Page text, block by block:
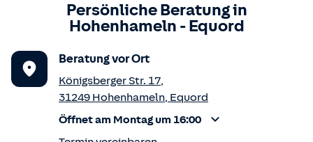
Persönliche Beratung in
Hohenhameln -Equord
Beratung vor Ort
Königsberger Str. 17,
31249 Hohenhameln, Equord
Öffnet am Montag um 16:00